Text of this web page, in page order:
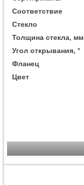
Соответствие
Стекло
Толщина стекла, мм
Угол открывания, °
Фланец
Цвет